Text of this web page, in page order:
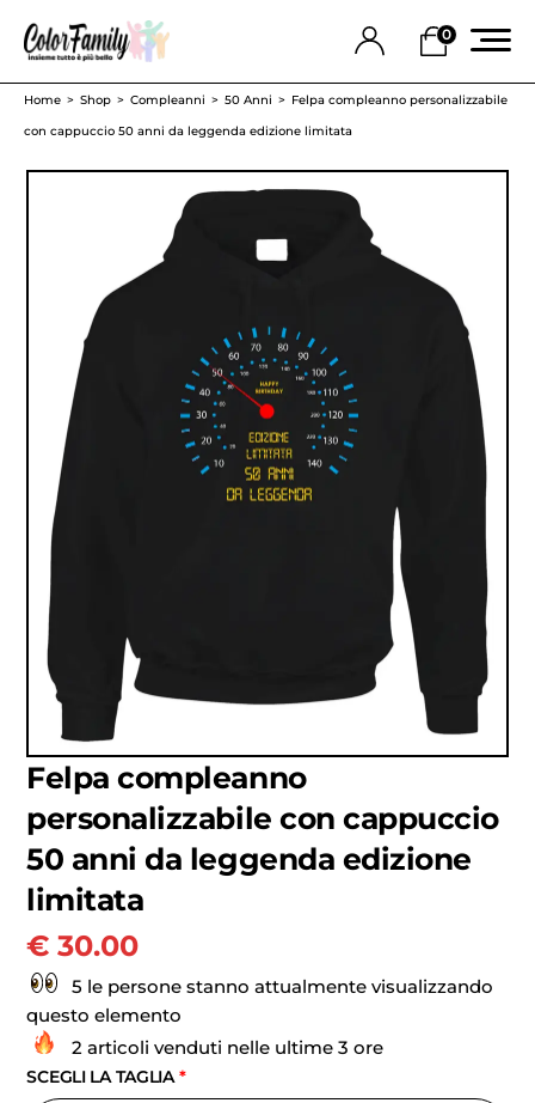
0
Home Shop Compleanni 50 Anni
Felpa compleanno personalizzabile
con cappuccio 50 anni da leggenda edizione limitata
Felpa compleanno
personalizzabile con cappuccio
50 anni da leggenda edizione
limitata
€ 30.00
5 le persone stanno attualmente visualizzando
questo elemento
2 articoli venduti nelle ultime 3 ore
SCEGLI LA TAGLIA*